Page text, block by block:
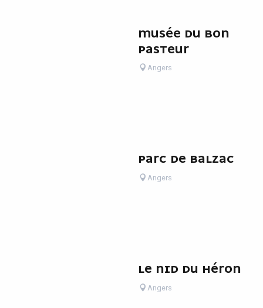
MUSÉE DU BON
PASTEUR
Angers
PARC DE BALZAC
Angers
LE NID DU HÉRON
Angers